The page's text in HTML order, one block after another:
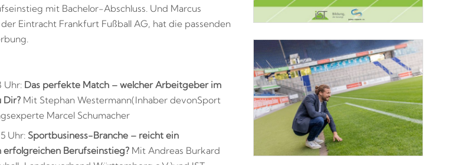
mit Bachelor-Abschluss. Und Marcus
Eintracht Frankfurt Fußball AG, hat die passenden
Uhr: Das perfekte Match – welcher Arbeitgeber im
Dir? Mit Stephan Westermann(Inhaber devonSport
Marcel Schumacher
Uhr: Sportbusiness-Branche – reicht ein
erfolgreichen Berufseinstieg? Mit Andreas Burkard